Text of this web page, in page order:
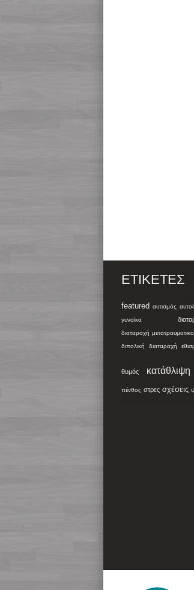
ΕΤΙΚΈΤΕΣ
featured αυτισμός
γυναίκα
διαταραχή
διπολική διαταραχή
θυμός κατάθλιψη
πένθος στρες σχέσεις